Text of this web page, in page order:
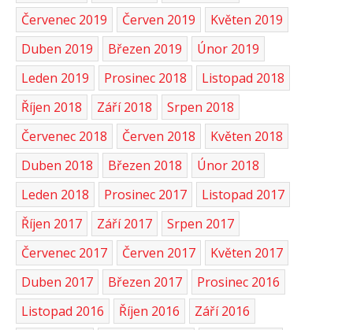
Červenec 2019
Červen 2019
Květen 2019
Duben 2019
Březen 2019
Únor 2019
Leden 2019
Prosinec 2018
Listopad 2018
Říjen 2018
Září 2018
Srpen 2018
Červenec 2018
Červen 2018
Květen 2018
Duben 2018
Březen 2018
Únor 2018
Leden 2018
Prosinec 2017
Listopad 2017
Říjen 2017
Září 2017
Srpen 2017
Červenec 2017
Červen 2017
Květen 2017
Duben 2017
Březen 2017
Prosinec 2016
Listopad 2016
Říjen 2016
Září 2016